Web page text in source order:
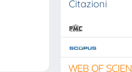
Citazioni